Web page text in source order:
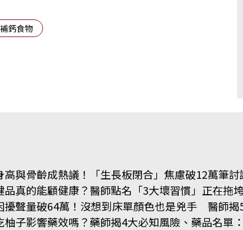
補鈣食物
高與骨齡成熱議！「生長板閉合」焦慮破12萬筆
品真的能顧健康？醫師點名「3大壞習慣」正在拖
擾聲量破64萬！沒想到床單顏色也是兇手 醫師揭
柚子影響藥效嗎？藥師揭4大必知風險、藥品名單